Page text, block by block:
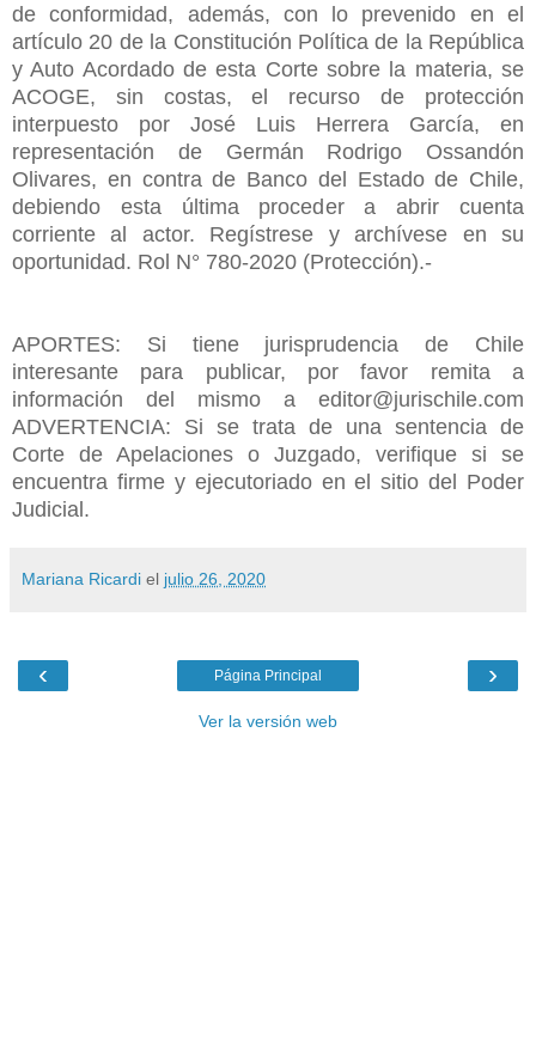
de conformidad, además, con lo prevenido en el
artículo 20 de la Constitución Política de la República
y Auto Acordado de esta Corte sobre la materia, se
ACOGE, sin costas, el recurso de protección
interpuesto por José Luis Herrera García, en
representación de Germán Rodrigo Ossandón
Olivares, en contra de Banco del Estado de Chile,
debiendo esta última proceder a abrir cuenta
corriente al actor. Regístrese y archívese en su
oportunidad. Rol N° 780-2020 (Protección).-
APORTES: Si tiene jurisprudencia de Chile
interesante para publicar, por favor remita a
información del mismo a editor@jurischile.com
ADVERTENCIA: Si se trata de una sentencia de
Corte de Apelaciones o Juzgado, verifique si se
encuentra firme y ejecutoriado en el sitio del Poder
Judicial.
Mariana Ricardi el julio 26, 2020
‹ ›
Página Principal
Ver la versión web